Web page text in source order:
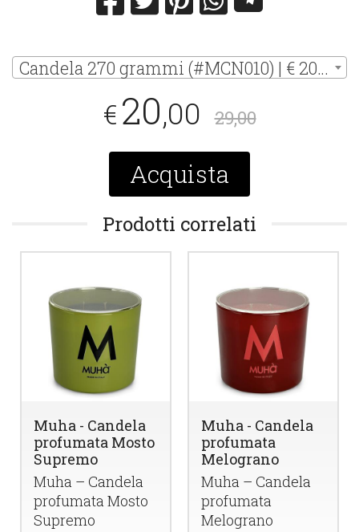
Candela 270 grammi (#MCN010) | € 20,00
€20,00 29,00
Acquista
Prodotti correlati
Muha - Candela
profumata Mosto
Supremo
Muha – Candela
profumata Mosto
Supremo
Muha - Candela
profumata
Melograno
Muha – Candela
profumata
Melograno